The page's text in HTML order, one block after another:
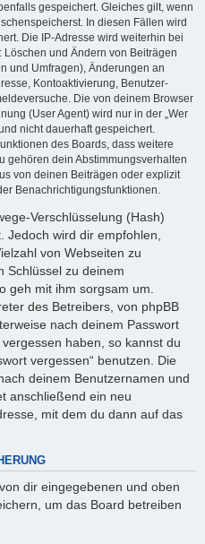
gespeichert. Gleiches gilt, wenn
In diesen Fällen wird
Die IP-Adresse wird weiterhin bei
und Ändern von Beiträgen
und Umfragen), Änderungen an
Kontoaktivierung, Benutzer-
Die von deinem Browser
(User Agent) wird nur in der „Wer
nicht dauerhaft gespeichert.
des Boards, dass weitere
gehören dein Abstimmungsverhalten
von deinen Beiträgen oder explizit
Benachrichtigungsfunktionen.
Verschlüsselung (Hash)
Jedoch wird dir empfohlen,
von Webseiten zu
Schlüssel zu deinem
geh mit ihm sorgsam um.
des Betreibers, von phpBB
nach deinem Passwort
haben, so kannst du
vergessen“ benutzen. Die
deinem Benutzernamen und
anschließend ein neu
mit dem du dann auf das
dir eingegebenen und oben
um das Board betreiben